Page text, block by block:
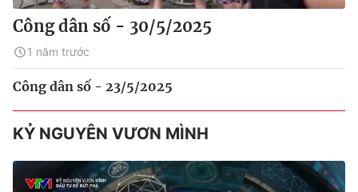
Công dân số - 30/5/2025
1 năm trước
Công dân số - 23/5/2025
KỶ NGUYÊN VƯƠN MÌNH